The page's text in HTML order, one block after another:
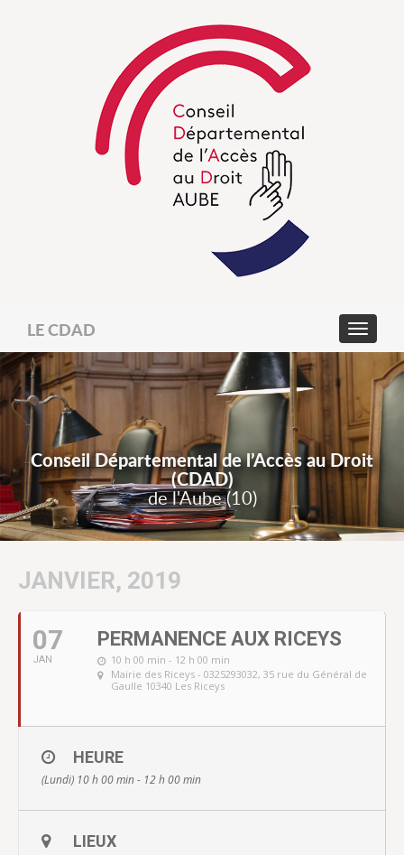
LE CDAD
Conseil Départemental de l’Accès au Droit
(CDAD)
de l'Aube (10)
JANVIER, 2019
07
JAN
PERMANENCE AUX RICEYS
10 h 00 min - 12 h 00 min
Mairie des Riceys - 0325293032, 35 rue du Général de
Gaulle 10340 Les Riceys
HEURE
(Lundi) 10 h 00 min - 12 h 00 min
LIEUX